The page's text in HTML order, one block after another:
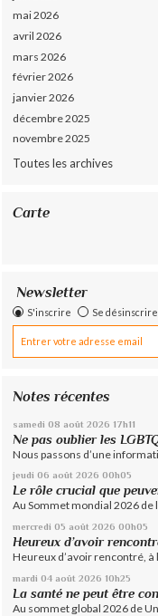
mai 2026
avril 2026
mars 2026
février 2026
janvier 2026
décembre 2025
novembre 2025
Toutes les archives
Carte
Newsletter
S'inscrire Se désinscrire
Notes récentes
samedi 08 août 2026 17h11
Ne pas oublier les
Nous passons d’une
jeudi 06 août 2026 00h05
Le rôle crucial que
Au Sommet mondial 2026 de
mercredi 05 août 2026 00h05
Heureux d’avoir
Heureux d’avoir rencontré, à
mardi 04 août 2026 10h25
La santé ne peut être
Au sommet global 2026 de